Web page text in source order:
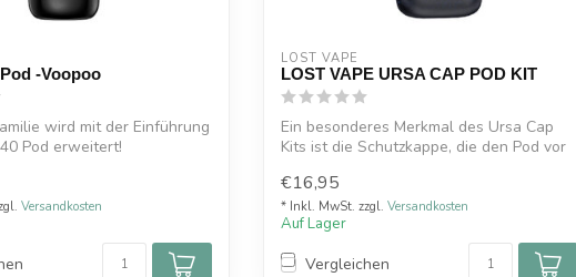
-Voopoo
wird mit der Einführung
Pod erweitert!
Versandkosten
LOST VAPE
LOST VAPE URSA CAP POD KIT
Ein besonderes Merkmal des Ursa Cap
Kits ist die Schutzkappe, die den Pod vor
€16,95
* Inkl. MwSt. zzgl. Versandkosten
Auf Lager
Vergleichen